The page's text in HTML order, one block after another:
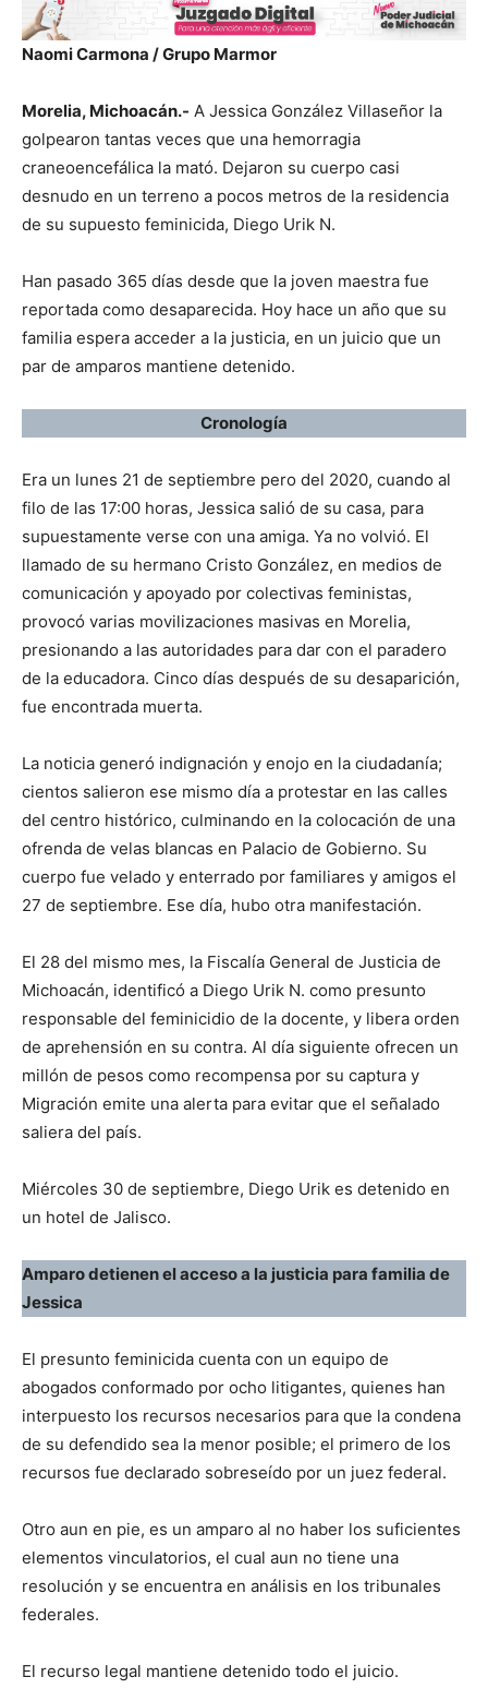
Naomi Carmona / Grupo Marmor
Morelia, Michoacán.- A Jessica González Villaseñor la
golpearon tantas veces que una hemorragia
craneoencefálica la mató. Dejaron su cuerpo casi
desnudo en un terreno a pocos metros de la residencia
de su supuesto feminicida, Diego Urik N.
Han pasado 365 días desde que la joven maestra fue
reportada como desaparecida. Hoy hace un año que su
familia espera acceder a la justicia, en un juicio que un
par de amparos mantiene detenido.
Cronología
Era un lunes 21 de septiembre pero del 2020, cuando al
filo de las 17:00 horas, Jessica salió de su casa, para
supuestamente verse con una amiga. Ya no volvió. El
llamado de su hermano Cristo González, en medios de
comunicación y apoyado por colectivas feministas,
provocó varias movilizaciones masivas en Morelia,
presionando a las autoridades para dar con el paradero
de la educadora. Cinco días después de su desaparición,
fue encontrada muerta.
La noticia generó indignación y enojo en la ciudadanía;
cientos salieron ese mismo día a protestar en las calles
del centro histórico, culminando en la colocación de una
ofrenda de velas blancas en Palacio de Gobierno. Su
cuerpo fue velado y enterrado por familiares y amigos el
27 de septiembre. Ese día, hubo otra manifestación.
El 28 del mismo mes, la Fiscalía General de Justicia de
Michoacán, identificó a Diego Urik N. como presunto
responsable del feminicidio de la docente, y libera orden
de aprehensión en su contra. Al día siguiente ofrecen un
millón de pesos como recompensa por su captura y
Migración emite una alerta para evitar que el señalado
saliera del país.
Miércoles 30 de septiembre, Diego Urik es detenido en
un hotel de Jalisco.
Amparo detienen el acceso a la justicia para familia de
Jessica
El presunto feminicida cuenta con un equipo de
abogados conformado por ocho litigantes, quienes han
interpuesto los recursos necesarios para que la condena
de su defendido sea la menor posible; el primero de los
recursos fue declarado sobreseído por un juez federal.
Otro aun en pie, es un amparo al no haber los suficientes
elementos vinculatorios, el cual aun no tiene una
resolución y se encuentra en análisis en los tribunales
federales.
El recurso legal mantiene detenido todo el juicio.